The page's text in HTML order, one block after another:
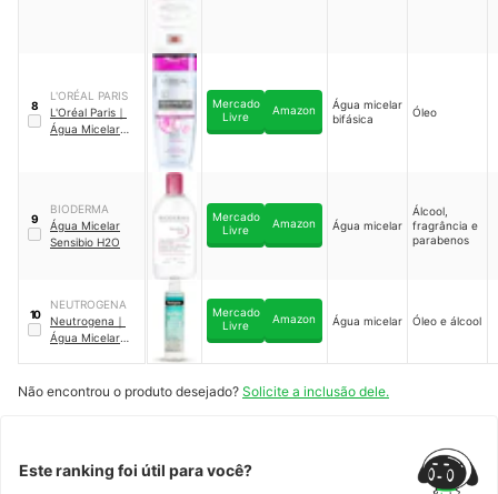
8
L'ORÉAL PARIS
L'Oréal Paris ｜
Água Micelar
Mercado
Livre
Amazon
Água micelar
bifásica
Óleo
9
BIODERMA
Água Micelar
Sensibio H2O
Mercado
Livre
Amazon Água micelar
Álcool,
fragrância e
parabenos
10
NEUTROGENA
Neutrogena ｜
Água Micelar
Mercado
Livre
Amazon Água micelar Óleo e álcool
Não encontrou o produto desejado? Solicite a inclusão dele.
Este ranking foi útil para você?